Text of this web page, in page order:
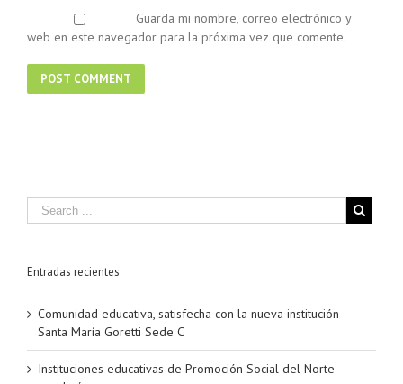
Guarda mi nombre, correo electrónico y
web en este navegador para la próxima vez que comente.
Entradas recientes
Comunidad educativa, satisfecha con la nueva institución
Santa María Goretti Sede C
Instituciones educativas de Promoción Social del Norte